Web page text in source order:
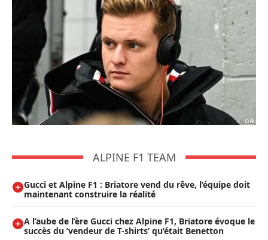
ALPINE F1 TEAM
Gucci et Alpine F1 : Briatore vend du rêve, l’équipe doit
maintenant construire la réalité
A l’aube de l’ère Gucci chez Alpine F1, Briatore évoque le
succès du ’vendeur de T-shirts’ qu’était Benetton